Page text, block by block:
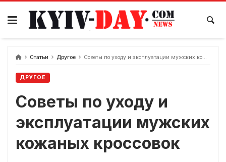
перейти
содержанию
Статьи Другое Советы по уходу и эксплуатации мужских кожаных кроссовок
ДРУГОЕ
Советы по уходу и
эксплуатации мужских
кожаных кроссовок